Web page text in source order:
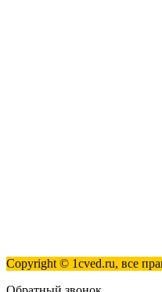
Copyright © 1cved.ru, все